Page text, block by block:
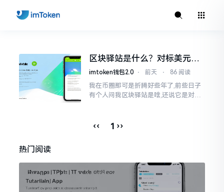
区块驿站是什么？对标美元的
ETH到底咋回事
imtoken钱包2.0 ⋅ 前天 ⋅ 86 阅读
我在币圈那可是折腾好些年了,前些日子
有个人问我区块驿站是啥,还说它是对标
找了些资料
‹‹ 1 ››
热门阅读